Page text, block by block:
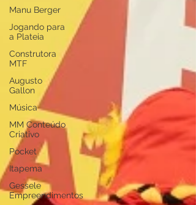
Manu Berger
Jogando para
a Plateia
Construtora
MTF
Augusto
Gallon
Música
MM Conteúdo
Criativo
Pocket
Itapema
Gessele
Empreendimentos